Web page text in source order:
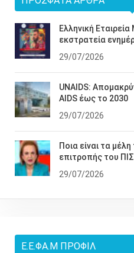
Ελληνική
εκστρατεία
29/07/2026
UNAIDS:
AIDS έως το 2030
29/07/2026
Ποια είναι τα
επιτροπής του ΠΙΣ
29/07/2026
Ε.Ε.ΦΑ.Μ ΠΡΟΦΊΛ